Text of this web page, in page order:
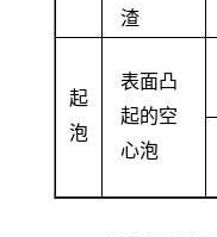
渣
起
泡
表面凸
起的空
心泡